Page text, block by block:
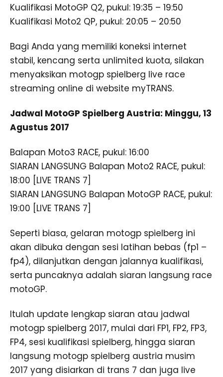
Kualifikasi MotoGP Q2, pukul: 19:35 – 19:50
Kualifikasi Moto2 QP, pukul: 20:05 – 20:50
Bagi Anda yang memiliki koneksi internet
stabil, kencang serta unlimited kuota, silakan
menyaksikan motogp spielberg live race
streaming online di website myTRANS.
Jadwal MotoGP Spielberg Austria: Minggu, 13
Agustus 2017
Balapan Moto3 RACE, pukul: 16:00
SIARAN LANGSUNG Balapan Moto2 RACE, pukul:
18:00 [LIVE TRANS 7]
SIARAN LANGSUNG Balapan MotoGP RACE, pukul:
19:00 [LIVE TRANS 7]
Seperti biasa, gelaran motogp spielberg ini
akan dibuka dengan sesi latihan bebas (fp1 –
fp4), dilanjutkan dengan jalannya kualifikasi,
serta puncaknya adalah siaran langsung race
motoGP.
Itulah update lengkap siaran atau jadwal
motogp spielberg 2017, mulai dari FP1, FP2, FP3,
FP4, sesi kualifikasi spielberg, hingga siaran
langsung motogp spielberg austria musim
2017 yang disiarkan di trans 7 dan juga live